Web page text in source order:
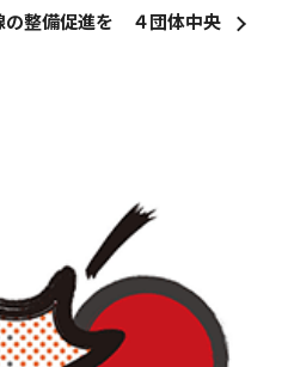
の整備促進を ４団体中央